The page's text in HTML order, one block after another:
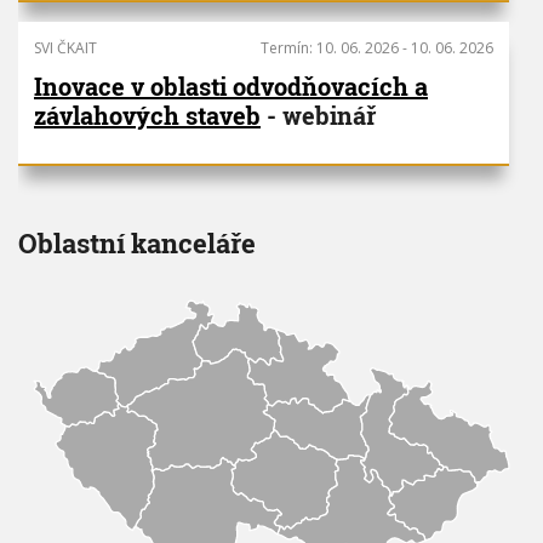
V
I
G
A
E
SVI ČKAIT Termín: 10. 06. 2026- 10. 06. 2026
Inovace v oblasti odvodňovacích a
závlahových staveb - webinář
Oblastní kanceláře